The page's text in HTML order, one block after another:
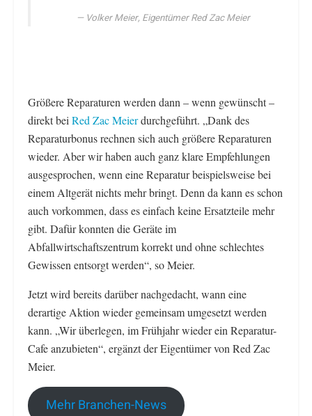
Volker Meier, Eigentümer Red Zac Meier
Größere Reparaturen werden dann – wenn gewünscht –
direkt bei Red Zac Meierdurchgeführt. „Dank des
Reparaturbonus rechnen sich auch größere Reparaturen
wieder. Aber wir haben auch ganz klare Empfehlungen
ausgesprochen, wenn eine Reparatur beispielsweise bei
einem Altgerät nichts mehr bringt. Denn da kann es schon
auch vorkommen, dass es einfach keine Ersatzteile mehr
gibt. Dafür konnten die Geräte im
Abfallwirtschaftszentrum korrekt und ohne schlechtes
Gewissen entsorgt werden“, so Meier.
Jetzt wird bereits darüber nachgedacht, wann eine
derartige Aktion wieder gemeinsam umgesetzt werden
kann. „Wir überlegen, im Frühjahr wieder ein Reparatur-
Cafe anzubieten“, ergänzt der Eigentümer von Red Zac
Meier.
Mehr Branchen-News